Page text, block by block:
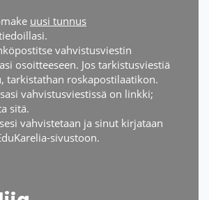
uusi tunnus
vahvistusviestin
osoitteeseen. Jos tarkistusviestiä
tarkistathan roskapostilaatikon.
vahvistusviestissä on linkki;
sitä.
vahvistetaan ja sinut kirjataan
sivustoon.